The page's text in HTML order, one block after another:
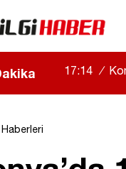
17:14 /
açıldı |
Haberleri